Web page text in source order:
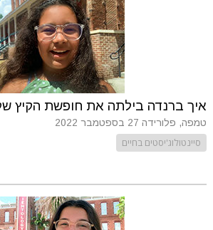
איך ברנדה בילתה את חופשת הקיץ
טמפה, פלורידה 27 בספטמבר 2022
סיינטולוג'יסטים בחיים